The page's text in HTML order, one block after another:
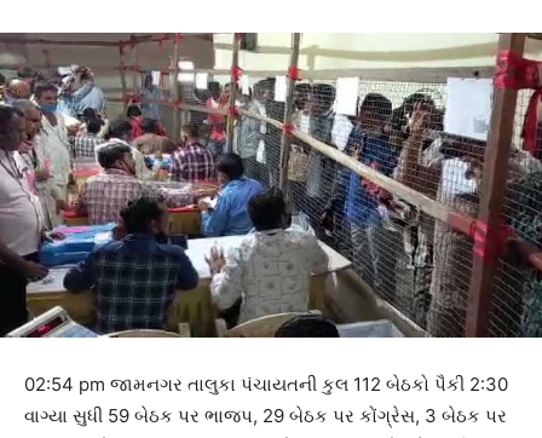
02:54 pm જામનગર તાલુકા પંચાયતની કુલ 112 બેઠકો પૈકી 2:30
વાગ્યા સુધી 59 બેઠક પર ભાજપ, 29 બેઠક પર કોંગ્રેસ, 3 બેઠક પર